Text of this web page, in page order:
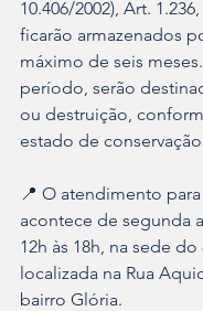
10.406/2002), Art.
ficarão armazenados
máximo de seis
período, serão
ou destruição,
estado de
📍 O atendimento
acontece de segunda
12h às 18h, na sede do
localizada na Rua
bairro Glória.